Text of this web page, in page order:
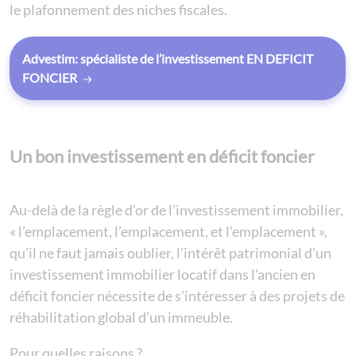
le plafonnement des niches fiscales.
Advestim: spécialiste de l’investissement EN DEFICIT
FONCIER
Un bon investissement en déficit foncier
Au-delà de la règle d’or de l’investissement immobilier,
« l’emplacement, l’emplacement, et l’emplacement »,
qu’il ne faut jamais oublier, l’intérêt patrimonial d’un
investissement immobilier locatif dans l’ancien en
déficit foncier nécessite de s’intéresser à des projets de
réhabilitation global d’un immeuble.
Pour quelles raisons ?